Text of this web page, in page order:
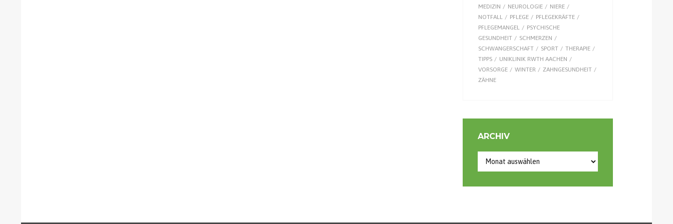
MEDIZIN
NEUROLOGIE
NIERE
NOTFALL
PFLEGE
PFLEGEKRÄFTE
PFLEGEMANGEL
PSYCHISCHE
GESUNDHEIT
SCHMERZEN
SCHWANGERSCHAFT
SPORT
THERAPIE
TIPPS
UNIKLINIK RWTH AACHEN
VORSORGE
WINTER
ZAHNGESUNDHEIT
ZÄHNE
ARCHIV